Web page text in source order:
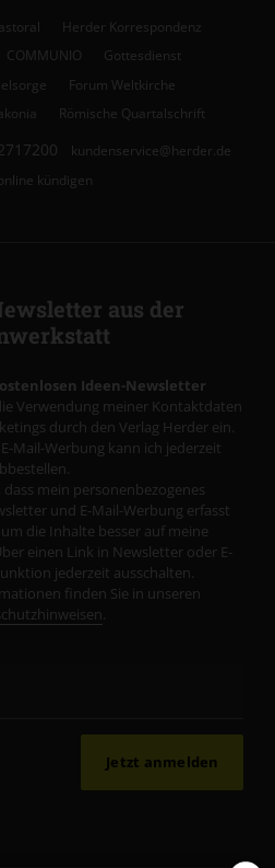
Herder Korrespondenz
COMMUNIO
Gottesdienst
Forum Weltkirche
Römische Quartalschrift
kundenservice@herder.de
kündigen
aus der
Ideen-Newsletter
Verwendung meiner Kontaktdaten
durch den Verlag Herder ein.
Mail-Werbung kann ich jederzeit
mein personenbezogenes
und E-Mail-Werbung erfasst
die Inhalte besser auf meine
einen Link in Newsletter oder E-
jederzeit ausschalten.
finden Sie in unseren
.
Jetzt anmelden